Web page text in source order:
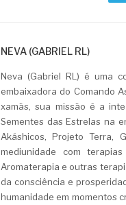
NEVA (GABRIEL RL)
Neva (Gabriel RL) é uma
embaixadora do Comando
xamãs, sua missão é a
Sementes das Estrelas na
Akáshicos, Projeto Terra,
mediunidade com
Aromaterapia e outras
da consciência e
humanidade em momentos